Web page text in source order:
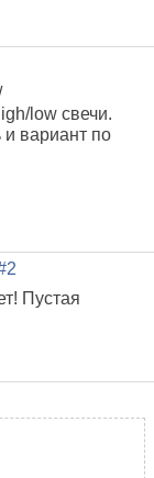
low свечи.
вариант по
Пустая